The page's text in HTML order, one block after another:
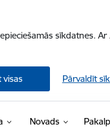
sīkdatnes.
visas Pārvaldīt
Novads